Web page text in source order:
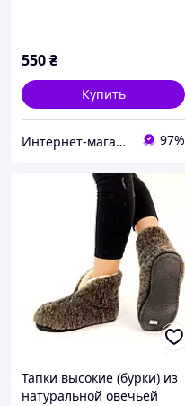
550₴
Купить
Интернет-магазин "Галерея Овчины" 97%
Тапки высокие (бурки) из
натуральной овечьей